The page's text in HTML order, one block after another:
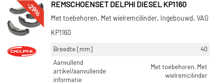
-29% REMSCHOENSET DELPHI DIESEL KP1160
Met toebehoren, Met wielremcilinder, Ingebouwd, VAG
KP1160
Breedte [mm]
40
Aanvullend
artikel/aanvullende
informatie
Met toebehoren, Met
wielremcilinder